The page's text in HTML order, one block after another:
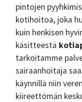
pintojen
kotihoitoa, joka
kuin henkisen
käsitteestä
tarkoitamme
sairaanhoitaja
käynnillä niin
kiireettömän